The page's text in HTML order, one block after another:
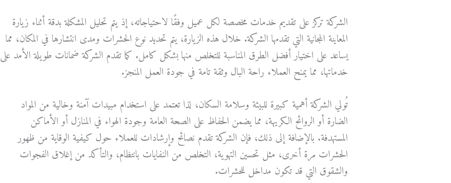
الشركة تركز على تقديم خدمات مخصصة لكل عميل وفقًا لاحتياجاته، إذ يتم تحليل المشكلة بدقة أثناء زيارة
المعاينة المجانية التي تقدمها الشركة. خلال هذه الزيارة، يتم تحديد نوع الحشرات ومدى انتشارها في المكان، مما
يساعد على اختيار أفضل الطرق المناسبة للتخلص منها بشكل كامل. كما تقدم الشركة ضمانات طويلة الأمد على
خدماتها، مما يمنح العملاء راحة البال وثقة تامة في جودة العمل المنجز.
تُولي الشركة أهمية كبيرة للبيئة وسلامة السكان، لذا تعتمد على استخدام مبيدات آمنة وخالية من المواد
الضارة أو الروائح الكريهة، مما يضمن الحفاظ على الصحة العامة وجودة الهواء في المنازل أو الأماكن
المستهدفة. بالإضافة إلى ذلك، فإن الشركة تقدم نصائح وإرشادات للعملاء حول كيفية الوقاية من ظهور
الحشرات مرة أخرى، مثل تحسين التهوية، التخلص من النفايات بانتظام، والتأكد من إغلاق الفجوات
والشقوق التي قد تكون مداخل للحشرات.